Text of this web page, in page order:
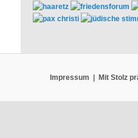
Impressum Mit Stolz